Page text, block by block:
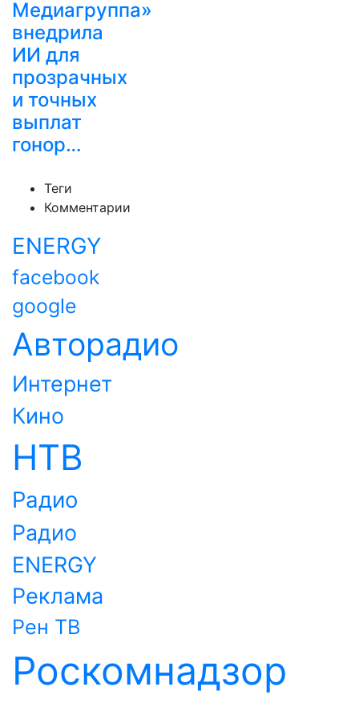
Медиагруппа»
внедрила
ИИ для
прозрачных
и точных
выплат
гонор…
Теги
Комментарии
ENERGY
facebook
google
Авторадио
Интернет
Кино
НТВ
Радио
Радио
ENERGY
Реклама
Рен ТВ
Роскомнадзор